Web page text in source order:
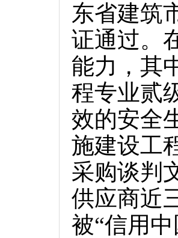
东省建筑
证通过。
能力，其
程专业贰
效的安全
施建设工
采购谈判
供应商近
被“信用